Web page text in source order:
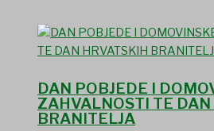
DAN POBJEDE I
ZAHVALNOSTI TE DAN
BRANITELJA